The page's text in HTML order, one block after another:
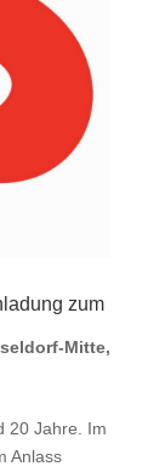
zum
Mitte,
20 Jahre. Im
Anlass